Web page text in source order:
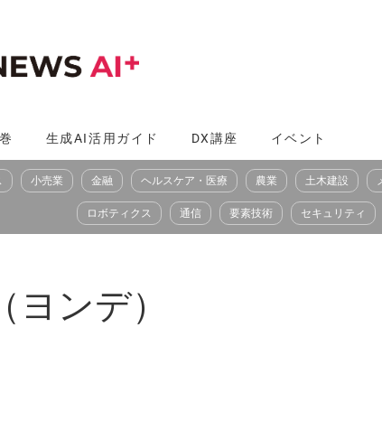
生成AI活用ガイド DX講座 イベント
小売業 金融 ヘルスケア・医療 農業 土木建設
ロボティクス 通信 要素技術 セキュリティ
ヨンデ）